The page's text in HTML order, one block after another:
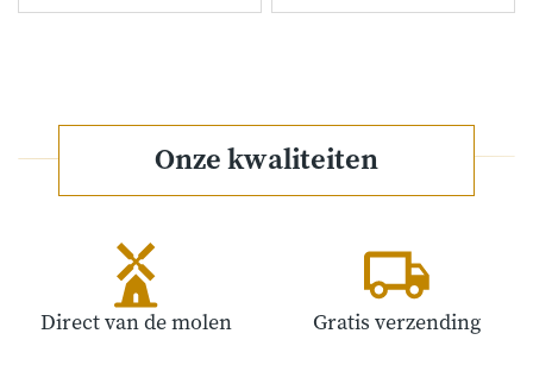
Onze kwaliteiten
Direct van de molen Gratis verzending